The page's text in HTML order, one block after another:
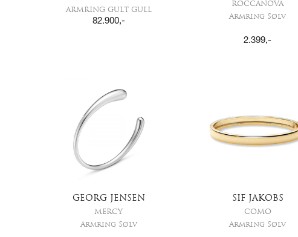
ARMRING GULT GULL
82.900,-
ROCCANOVA
Armring Sølv
2.399,-
GEORG JENSEN
MERCY
Armring Sølv
SIF JAKOBS
COMO
Armring Sølv